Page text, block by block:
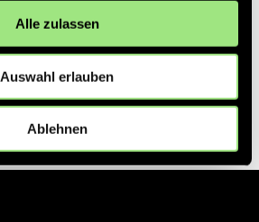
Alle zulassen
Auswahl erlauben
Ablehnen